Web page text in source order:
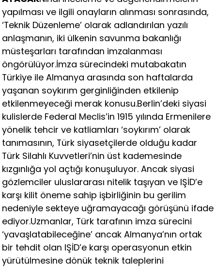
yapılması ve ilgili onayların alınması sonrasında,
‘Teknik Düzenleme’ olarak adlandırılan yazılı
anlaşmanın, iki ülkenin savunma bakanlığı
müsteşarları tarafından imzalanması
öngörülüyor.İmza sürecindeki mutabakatın
Türkiye ile Almanya arasında son haftalarda
yaşanan soykırım gerginliğinden etkilenip
etkilenmeyeceği merak konusu.Berlin’deki siyasi
kulislerde Federal Meclis’in 1915 yılında Ermenilere
yönelik tehcir ve katliamları ‘soykırım’ olarak
tanımasının, Türk siyasetçilerde olduğu kadar
Türk Silahlı Kuvvetleri’nin üst kademesinde
kızgınlığa yol açtığı konuşuluyor. Ancak siyasi
gözlemciler uluslararası nitelik taşıyan ve IŞİD’e
karşı kilit öneme sahip işbirliğinin bu gerilim
nedeniyle sekteye uğramayacağı görüşünü ifade
ediyor.Uzmanlar, Türk tarafının imza sürecini
‘yavaşlatabileceğine’ ancak Almanya’nın ortak
bir tehdit olan IŞİD’e karşı operasyonun etkin
yürütülmesine dönük teknik taleplerini